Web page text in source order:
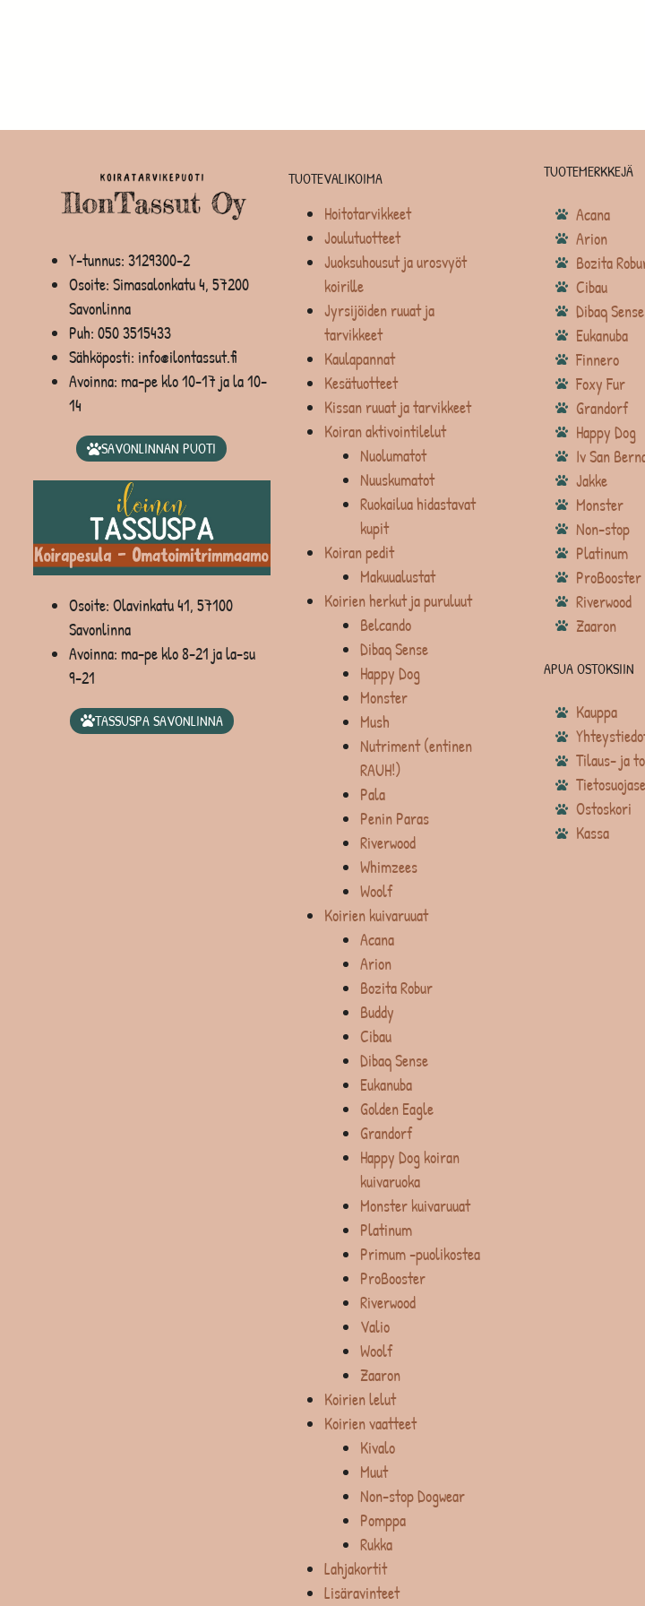
Y-tunnus: 3129300-2
Osoite: Simasalonkatu 4, 57200
Savonlinna
Puh: 050 3515433
Sähköposti: info@ilontassut.fi
Avoinna: ma-pe klo 10-17 ja la 10-
14
SAVONLINNAN PUOTI
Osoite: Olavinkatu 41, 57100
Savonlinna
Avoinna: ma-pe klo 8-21 ja la-su
9-21
TASSUSPA SAVONLINNA
TUOTEVALIKOIMA
Hoitotarvikkeet
Joulutuotteet
Juoksuhousut ja urosvyöt
koirille
Jyrsijöiden ruuat ja
tarvikkeet
Kaulapannat
Kesätuotteet
Kissan ruuat ja tarvikkeet
Koiran aktivointilelut
Nuolumatot
Nuuskumatot
Ruokailua hidastavat
kupit
Koiran pedit
Makuualustat
Koirien herkut ja puruluut
Belcando
Dibaq Sense
Happy Dog
Monster
Mush
Nutriment (entinen
RAUH!)
Pala
Penin Paras
Riverwood
Whimzees
Woolf
Koirien kuivaruuat
Acana
Arion
Bozita Robur
Buddy
Cibau
Dibaq Sense
Eukanuba
Golden Eagle
Grandorf
Happy Dog koiran
kuivaruoka
Monster kuivaruuat
Platinum
Primum -puolikostea
ProBooster
Riverwood
Valio
Woolf
Zaaron
Koirien lelut
Koirien vaatteet
Kivalo
Muut
Non-stop Dogwear
Pomppa
Rukka
Lahjakortit
Lisäravinteet
TUOTEMERKKEJÄ
Acana
Arion
Bozita
Cibau
Dibaq Sense
Eukanuba
Finnero
Foxy Fur
Grandorf
Happy Dog
Iv San
Jakke
Monster
Non-stop
Platinum
ProBooster
Riverwood
Zaaron
APUA OSTOKSIIN
Kauppa
Tilaus- ja
Ostoskori
Kassa